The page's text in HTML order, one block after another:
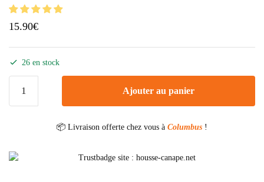
15.90€
26 en stock
Ajouter au panier
📦 Livraison offerte chez vous à Columbus !